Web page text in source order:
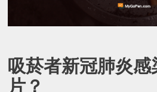
吸菸者新冠肺炎
片？